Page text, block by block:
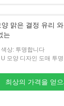
양 맑은 결정 유리
는
상: 투명합니다
U 모양 디자인 도매 투
최상의 가격을 얻